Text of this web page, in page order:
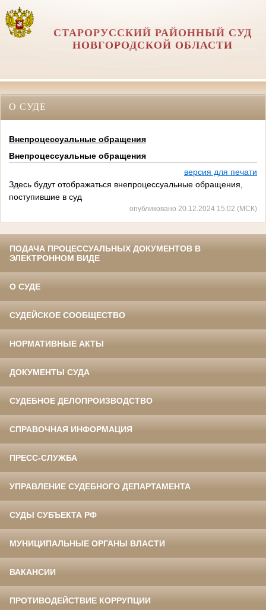
СТАРОРУССКИЙ РАЙОННЫЙ СУД
НОВГОРОДСКОЙ ОБЛАСТИ
О СУДЕ
Внепроцессуальные обращения
Внепроцессуальные обращения
версия для печати
Здесь будут отображаться внепроцессуальные обращения,
поступившие в суд
опубликовано 20.12.2024 15:02 (МСК)
ПОДАЧА ПРОЦЕССУАЛЬНЫХ ДОКУМЕНТОВ В
ЭЛЕКТРОННОМ ВИДЕ
О СУДЕ
СУДЕЙСКОЕ СООБЩЕСТВО
НОРМАТИВНЫЕ АКТЫ
ДОКУМЕНТЫ СУДА
СУДЕБНОЕ ДЕЛОПРОИЗВОДСТВО
СПРАВОЧНАЯ ИНФОРМАЦИЯ
ПРЕСС-СЛУЖБА
УПРАВЛЕНИЕ СУДЕБНОГО ДЕПАРТАМЕНТА
СУДЫ СУБЪЕКТА РФ
МУНИЦИПАЛЬНЫЕ ОРГАНЫ ВЛАСТИ
ВАКАНСИИ
ПРОТИВОДЕЙСТВИЕ КОРРУПЦИИ